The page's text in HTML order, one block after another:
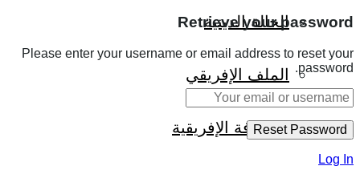
الحالة الدينية
الملف الإفريقي
الصحافة الإفريقية
Retrieve your password
Please enter your username or email address to reset your
password.
Log In